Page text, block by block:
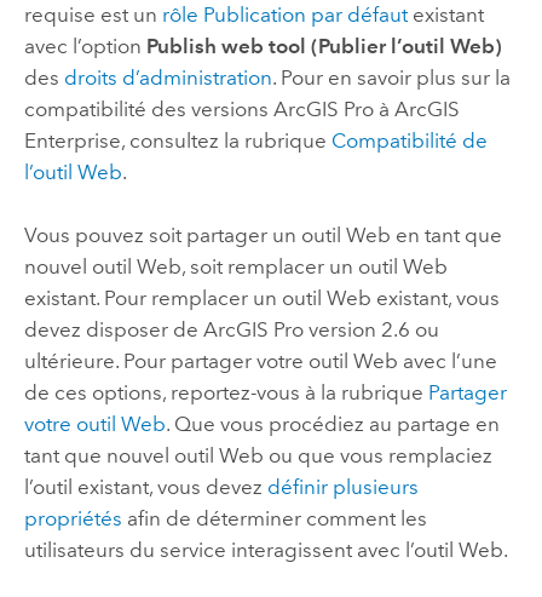
requise est un rôle Publication par défautexistant
avec l’option Publish web tool (Publier l’outil Web)
des droits d’administration. Pour en savoir plus sur la
compatibilité des versions ArcGIS Proà ArcGIS
Enterprise, consultez la rubrique Compatibilité de
l’outil Web.
Vous pouvez soit partager un outil Web en tant que
nouvel outil Web, soit remplacer un outil Web
existant. Pour remplacer un outil Web existant, vous
devez disposer de ArcGIS Proversion 2.6 ou
ultérieure. Pour partager votre outil Web avec l’une
de ces options, reportez-vous à la rubrique Partager
votre outil Web. Que vous procédiez au partage en
tant que nouvel outil Web ou que vous remplaciez
l’outil existant, vous devez définir plusieurs
propriétés afin de déterminer comment les
utilisateurs du service interagissent avec l’outil Web.